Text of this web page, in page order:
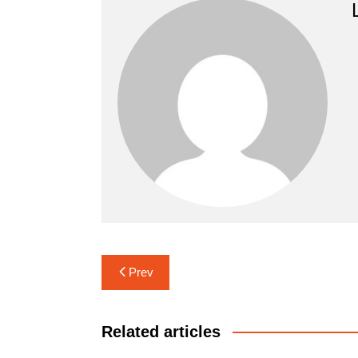
Navigasi
pos
Prev
Related articles